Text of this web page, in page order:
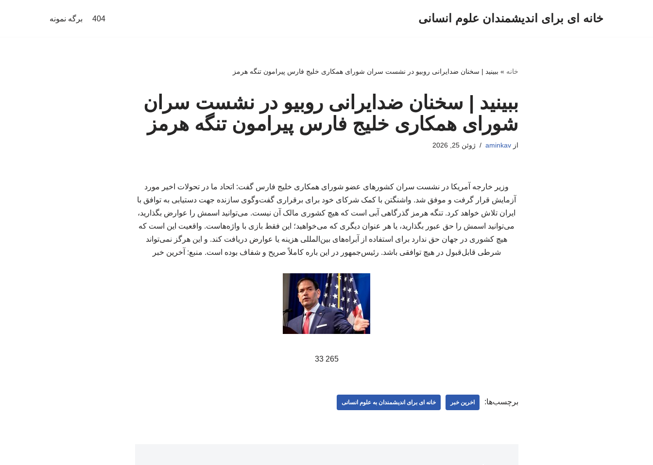
خانه ای برای اندیشمندان علوم انسانی 404 برگه نمونه
خانه » ببینید | سخنان ضدایرانی روبیو در نشست سران شورای همکاری خلیج فارس پیرامون تنگه هرمز
ببینید | سخنان ضدایرانی روبیو در نشست سران
شورای همکاری خلیج فارس پیرامون تنگه هرمز
ازaminkav ژوئن 25, 2026
وزیر خارجه آمریکا در نشست سران کشورهای عضو شورای همکاری خلیج فارس گفت: اتحاد ما در تحولات اخیر مورد
آزمایش قرار گرفت و موفق شد. واشنگتن با کمک شرکای خود برای برقراری گفت‌وگوی سازنده جهت دستیابی به توافق با
ایران تلاش خواهد کرد. تنگه هرمز گذرگاهی آبی است که هیچ کشوری مالک آن نیست. می‌توانید اسمش را عوارض بگذارید،
می‌توانید اسمش را حق عبور بگذارید، یا هر عنوان دیگری که می‌خواهید؛ این فقط بازی با واژه‌هاست. واقعیت این است که
هیچ کشوری در جهان حق ندارد برای استفاده از آبراه‌های بین‌المللی هزینه یا عوارض دریافت کند. و این هرگز نمی‌تواند
شرطی قابل‌قبول در هیچ توافقی باشد. رئیس‌جمهور در این باره کاملاً صریح و شفاف بوده است. منبع: آخرین خبر
265 33
برچسب‌ها: اخرین خبر خانه ای برای اندیشمندان به علوم انسانی